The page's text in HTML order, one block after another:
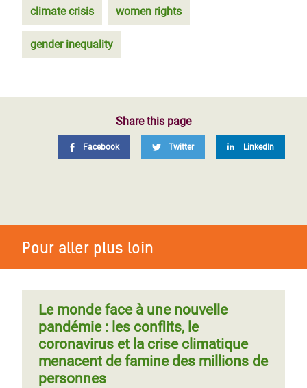
climate crisis women rights
gender inequality
Share this page
Facebook Twitter LinkedIn
Pour aller plus loin
Le monde face à une nouvelle
pandémie : les conflits, le
coronavirus et la crise climatique
menacent de famine des millions de
personnes